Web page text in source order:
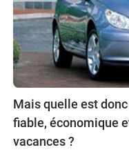
Mais quelle est
fiable, économique
vacances ?